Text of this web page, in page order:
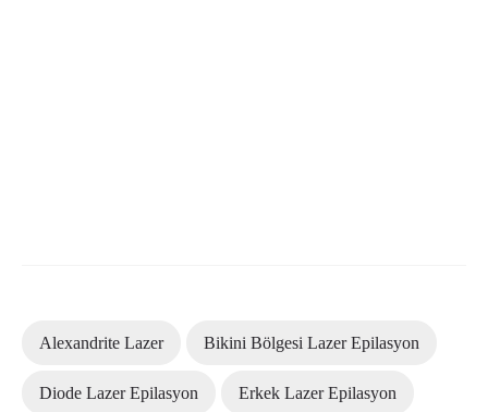
Alexandrite Lazer Bikini Bölgesi Lazer Epilasyon
Diode Lazer Epilasyon Erkek Lazer Epilasyon